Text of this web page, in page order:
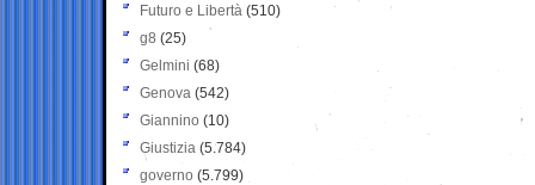
Futuro e Libertà (510)
g8 (25)
Gelmini (68)
Genova (542)
Giannino (10)
Giustizia (5.784)
governo (5.799)